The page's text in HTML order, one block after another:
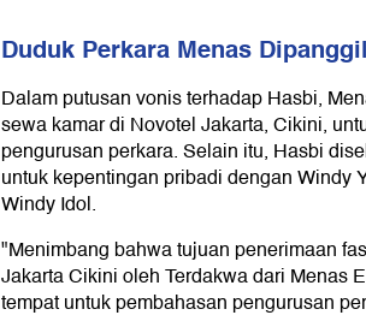
Duduk Perkara Menas Dipanggil
Dalam putusan vonis terhadap Hasbi,
sewa kamar di Novotel Jakarta, Cikini,
pengurusan perkara. Selain itu, Hasbi
untuk kepentingan pribadi dengan Windy
Windy Idol.
"Menimbang bahwa tujuan penerimaan
Jakarta Cikini oleh Terdakwa dari Menas
tempat untuk pembahasan pengurusan